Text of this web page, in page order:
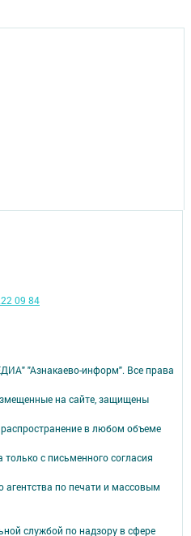
"Азнакаево-информ". Все права
на сайте, защищены
в любом объеме
с письменного согласия
агентства по печати и массовым
службой по надзору в сфере
09 84